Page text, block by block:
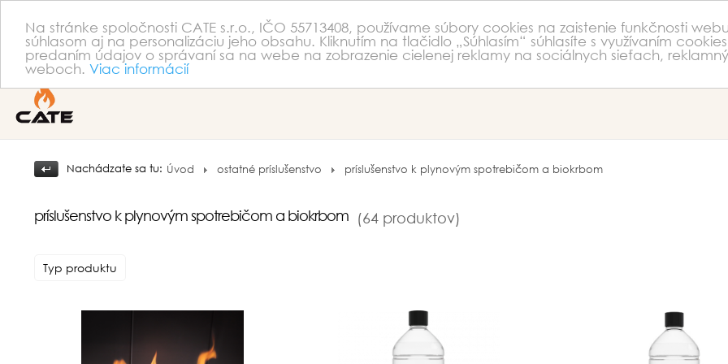
Na stránke spoločnosti CATE s.r.o., IČO 55713408, používame súbory cookies na zaistenie funkčnosti
súhlasom aj na personalizáciu jeho obsahu. Kliknutím na tlačidlo „Súhlasím“ súhlasíte s využívaním
predaním údajov o správaní sa na webe na zobrazenie cielenej reklamy na sociálnych sieťach,
weboch. Viac informácií
Nachádzate sa tu: Úvod ostatné príslušenstvo príslušenstvo k plynovým spotrebičom a biokrbom
príslušenstvo k plynovým spotrebičom a biokrbom (64 produktov)
Typ produktu